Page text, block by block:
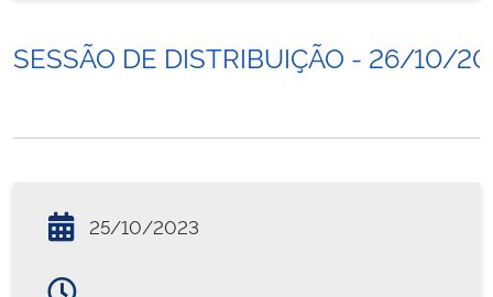
SESSÃO DE DISTRIBUIÇÃO - 26/10/
25/10/2023